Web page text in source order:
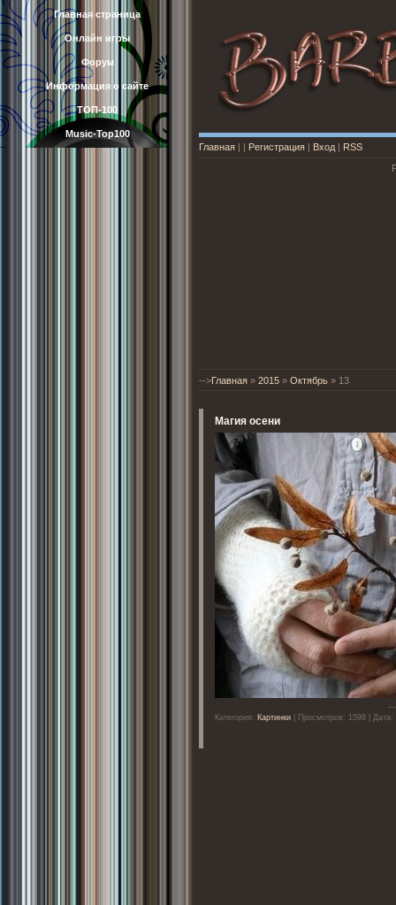
Главная страница
Онлайн игры
Форум
Информация о сайте
ТОП-100
Music-Top100
Главная
Регистрация Вход
RSS
-->Главная » 2015 » Октябрь » 13
Магия осени
Категория: Картинки | Просмотров: 1599 |